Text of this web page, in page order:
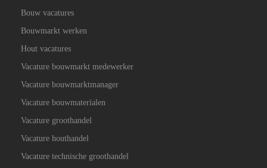
Bouw vacatures
Bouwmarkt werken
Hout vacatures
Vacature bouwmarkt medewerker
Vacature bouwmarktmanager
Vacature bouwmaterialen
Vacature groothandel
Vacature houthandel
Vacature technische groothandel